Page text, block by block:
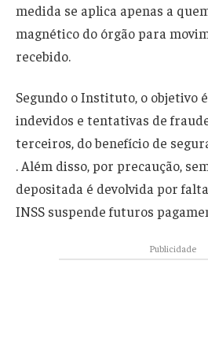
medida se aplica apenas a
magnético do órgão para
recebido.
Segundo o Instituto, o objetivo
indevidos e tentativas de
terceiros, do benefício de
. Além disso, por precaução,
depositada é devolvida por
INSS suspende futuros
Publicidade